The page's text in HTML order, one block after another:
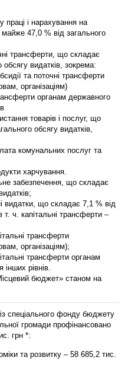
праці і нарахування на
47,0 % від загального
трансферти, що складає
видатків, зокрема:
та поточні трансферти
організаціям)
органам державного
товарів і послуг, що
обсягу видатків,
комунальних послуг та
харчування.
забезпечення, що складає
видатки, що складає 7,1 % від
т. ч. капітальні трансферти –
трансферти
організаціям);
трансферти органам
рівнів.
бюджет» станом на
спеціального фонду бюджету
громади профінансовано
грн *:
та розвитку – 58 685,2 тис.